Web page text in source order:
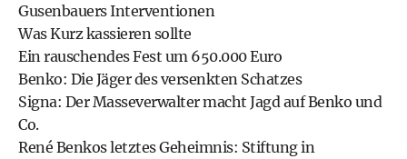
Gusenbauers Interventionen
Was Kurz kassieren sollte
Ein rauschendes Fest um 650.000 Euro
Benko: Die Jäger des versenkten Schatzes
Signa: Der Masseverwalter macht Jagd auf Benko und
Co.
René Benkos letztes Geheimnis: Stiftung in